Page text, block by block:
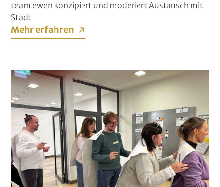
team ewen konzipiert und moderiert Austausch mit
Stadt
Mehr erfahren